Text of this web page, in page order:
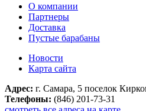
О компании
Партнеры
Доставка
Пустые барабаны
Новости
Карта сайта
Адрес: г. Самара, 5 поселок
Телефоны: (846) 201-73-31